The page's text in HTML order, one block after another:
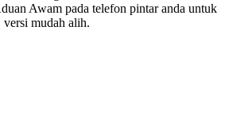
Awam pada telefon pintar anda untuk
versi mudah alih.